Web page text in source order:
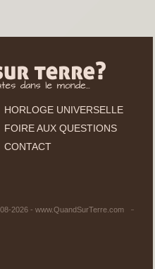
HORLOGE UNIVERSELLE
FOIRE AUX QUESTIONS
CONTACT
2026 - www.QuandSurTerre.com